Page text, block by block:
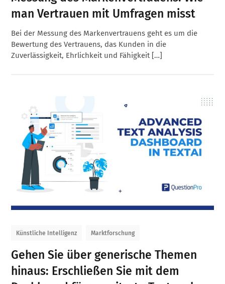
man Vertrauen mit Umfragen misst
Bei der Messung des Markenvertrauens geht es um die
Bewertung des Vertrauens, das Kunden in die
Zuverlässigkeit, Ehrlichkeit und Fähigkeit […]
Künstliche Intelligenz Marktforschung
Gehen Sie über generische Themen
hinaus: Erschließen Sie mit dem